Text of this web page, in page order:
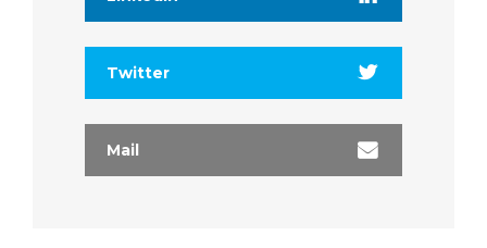
Twitter
Mail